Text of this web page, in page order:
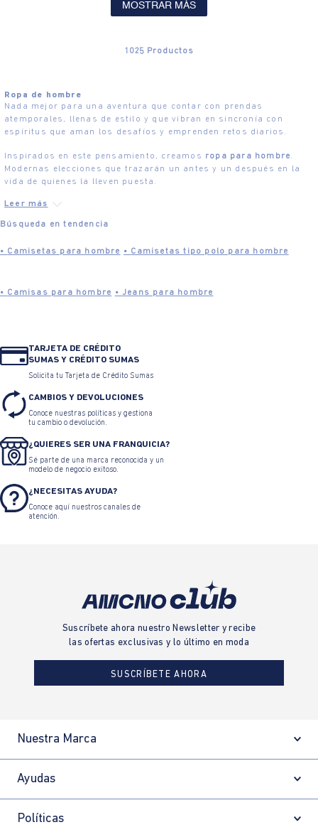
MOSTRAR MÁS
1025 Productos
Ropa de hombre
Nada mejor para una aventura que contar con prendas
atemporales, llenas de estilo y que vibran en sincronía con
espíritus que aman los desafíos y emprenden retos diarios.
Inspirados en este pensamiento, creamos ropa para hombre.
Modernas elecciones que trazarán un antes y un después en la
vida de quienes la lleven puesta.
Búsqueda en tendencia
• Camisetas para hombre • Camisetas tipo polo para hombre
• Camisas para hombre • Jeans para hombre
Pantalones para hombre •Bermudas para hombre
Accesorios para hombre •Ropa básica para hombre
Colección espíritu para hombre •
• Black Weekend
TARJETA DE CRÉDITO
SUMAS Y CRÉDITO SUMAS
Solicita tu Tarjeta de Crédito Sumas
CAMBIOS Y DEVOLUCIONES
Conoce nuestras políticas y gestiona
tu cambio o devolución.
¿QUIERES SER UNA FRANQUICIA?
Sé parte de una marca reconocida y un
modelo de negocio exitoso.
¿NECESITAS AYUDA?
Conoce aquí nuestros canales de
atención.
Suscríbete ahora nuestro Newsletter y recibe
las ofertas exclusivas y lo último en moda
SUSCRÍBETE AHORA
Nuestra Marca
Ayudas
Políticas